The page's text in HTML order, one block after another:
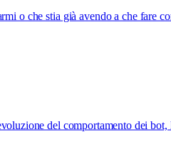
o che stia già avendo a che fare
del comportamento dei